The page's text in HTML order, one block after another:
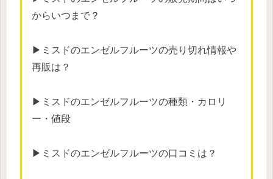
からいつまで？
▶ミスドのエンゼルフルーツの売り切れ情報や
再販は？
▶ミスドのエンゼルフルーツの種類・カロリ
ー・値段
▶ミスドのエンゼルフルーツの口コミは？